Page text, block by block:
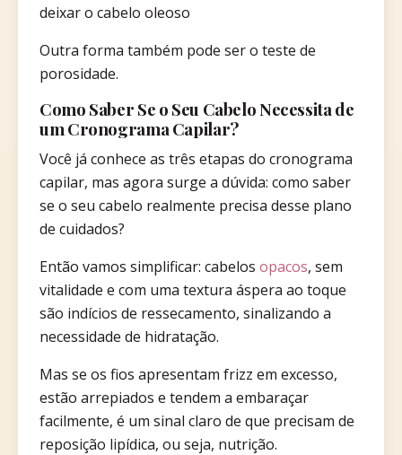
deixar o cabelo oleoso
Outra forma também pode ser o teste de
porosidade.
Como Saber Se o Seu Cabelo Necessita de
um Cronograma Capilar?
Você já conhece as três etapas do cronograma
capilar, mas agora surge a dúvida: como saber
se o seu cabelo realmente precisa desse plano
de cuidados?
Então vamos simplificar: cabelos opacos, sem
vitalidade e com uma textura áspera ao toque
são indícios de ressecamento, sinalizando a
necessidade de hidratação.
Mas se os fios apresentam frizz em excesso,
estão arrepiados e tendem a embaraçar
facilmente, é um sinal claro de que precisam de
reposição lipídica, ou seja, nutrição.